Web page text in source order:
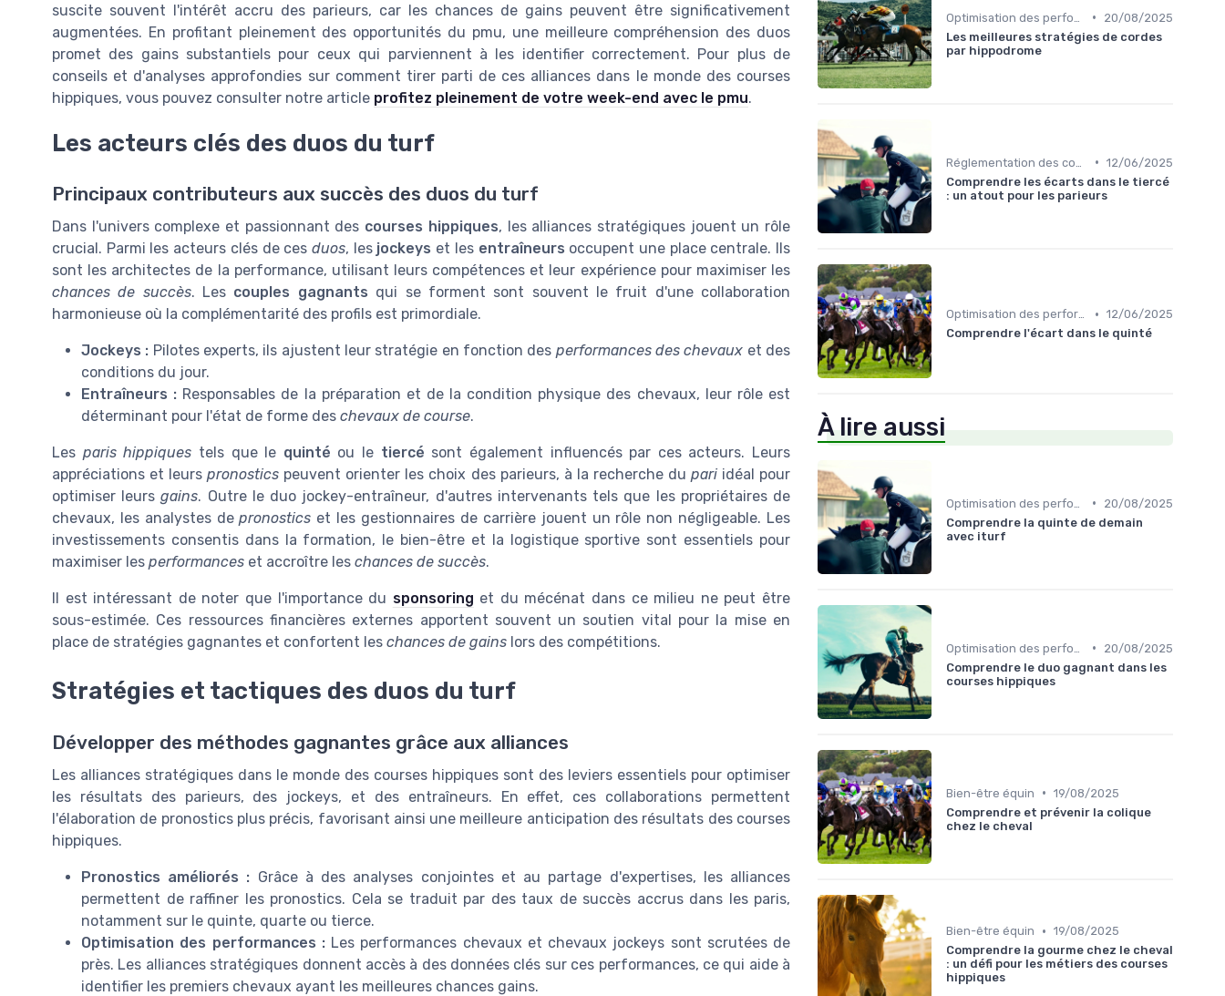
suscite souvent l'intérêt accru des parieurs, car les chances de gains peuvent être significativement
augmentées. En profitant pleinement des opportunités du pmu, une meilleure compréhension des duos
promet des gains substantiels pour ceux qui parviennent à les identifier correctement. Pour plus de
conseils et d'analyses approfondies sur comment tirer parti de ces alliances dans le monde des courses
hippiques, vous pouvez consulter notre article profitez pleinement de votre week-end avec le pmu.
Les acteurs clés des duos du turf
Principaux contributeurs aux succès des duos du turf
Dans l'univers complexe et passionnant des courses hippiques, les alliances stratégiques jouent un rôle
crucial. Parmi les acteurs clés de ces duos, les jockeys et les entraîneurs occupent une place centrale. Ils
sont les architectes de la performance, utilisant leurs compétences et leur expérience pour maximiser les
chances de succès. Les couples gagnants qui se forment sont souvent le fruit d'une collaboration
harmonieuse où la complémentarité des profils est primordiale.
Jockeys : Pilotes experts, ils ajustent leur stratégie en fonction des performances des chevaux et des
conditions du jour.
Entraîneurs : Responsables de la préparation et de la condition physique des chevaux, leur rôle est
déterminant pour l'état de forme des chevaux de course.
Les paris hippiques tels que le quinté ou le tiercé sont également influencés par ces acteurs. Leurs
appréciations et leurspronostics peuvent orienter les choix des parieurs, à la recherche du pariidéal pour
optimiser leursgains. Outre le duo jockey-entraîneur, d'autres intervenants tels que les propriétaires de
chevaux, les analystes depronostics et les gestionnaires de carrière jouent un rôle non négligeable. Les
investissements consentis dans la formation, le bien-être et la logistique sportive sont essentiels pour
maximiser les performances et accroître les chances de succès.
Il est intéressant de noter que l'importance du sponsoring et du mécénat dans ce milieu ne peut être
sous-estimée. Ces ressources financières externes apportent souvent un soutien vital pour la mise en
place de stratégies gagnantes et confortent les chances de gains lors des compétitions.
Stratégies et tactiques des duos du turf
Développer des méthodes gagnantes grâce aux alliances
Les alliances stratégiques dans le monde des courses hippiques sont des leviers essentiels pour optimiser
les résultats des parieurs, des jockeys, et des entraîneurs. En effet, ces collaborations permettent
l'élaboration de pronostics plus précis, favorisant ainsi une meilleure anticipation des résultats des courses
hippiques.
Pronostics améliorés : Grâce à des analyses conjointes et au partage d'expertises, les alliances
permettent de raffiner les pronostics. Cela se traduit par des taux de succès accrus dans les paris,
notamment sur le quinte, quarte ou tierce.
Optimisation des performances :Les performances chevaux et chevaux jockeys sont scrutées de
près. Les alliances stratégiques donnent accès à des données clés sur ces performances, ce qui aide à
identifier les premiers chevaux ayant les meilleures chances gains.
•
20/08/2025
Les meilleures stratégies de cordes
par hippodrome
• 12/06/2025
Comprendre les écarts dans le tiercé
: un atout pour les parieurs
Optimisation des performances • 12/06/2025
Comprendre l'écart dans le quinté
À lire aussi
•
20/08/2025
Comprendre la quinte de demain
avec iturf
•
20/08/2025
Comprendre le duo gagnant dans les
courses hippiques
Bien-être équin • 19/08/2025
Comprendre et prévenir la colique
chez le cheval
Bien-être équin • 19/08/2025
Comprendre la gourme chez le cheval
: un défi pour les métiers des courses
hippiques